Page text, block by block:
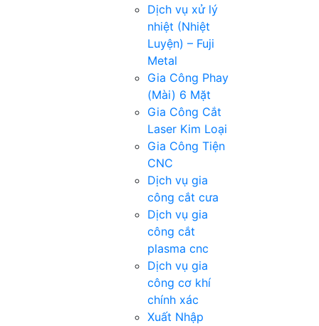
Dịch vụ xử lý
nhiệt (Nhiệt
Luyện) – Fuji
Metal
Gia Công Phay
(Mài) 6 Mặt
Gia Công Cắt
Laser Kim Loại
Gia Công Tiện
CNC
Dịch vụ gia
công cắt cưa
Dịch vụ gia
công cắt
plasma cnc
Dịch vụ gia
công cơ khí
chính xác
Xuất Nhập